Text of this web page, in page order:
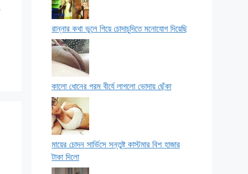
রান্নার কথা ভুলে গিয়ে চোদাচুদিতে মনোযোগ দিয়েছি
কালো ধোনের গরম বীর্যে লাগলো ভোদায় ছেঁকা
মায়ের চোদন সার্ভিসে সন্তুষ্ট কাস্টমার বিশ হাজার
টাকা দিলো